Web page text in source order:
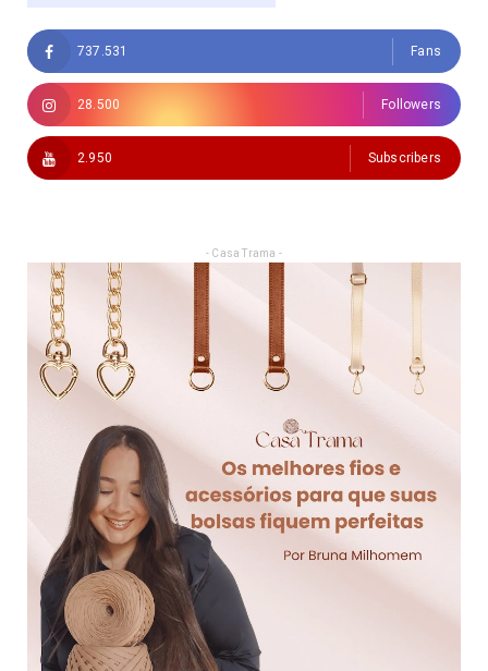
737.531 Fans
28.500 Followers
2.950 Subscribers
- Casa Trama -